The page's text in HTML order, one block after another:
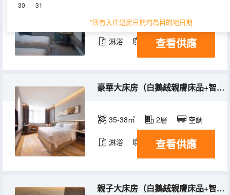
30 31
*所有入住退房日期均為目的地日期
35-38㎡ 2-3層
淋浴 電視機
查看供應
豪華大床房（白鵝絨親膚床品+智能客控）
35-38㎡ 2層 空調
淋浴 電視機
查看供應
親子大床房（白鵝絨親膚床品+智能客控）